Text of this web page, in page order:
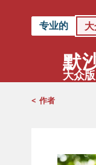
专业的
默
大众版
< 作者